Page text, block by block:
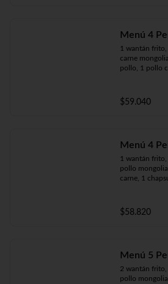
Menú 4
1 wantán frito,
carne
pollo, 1 pollo
$59.040
Menú 4
1 wantán frito,
pollo
carne, 1
$58.820
Menú 5
2 wantán frito,
pollo